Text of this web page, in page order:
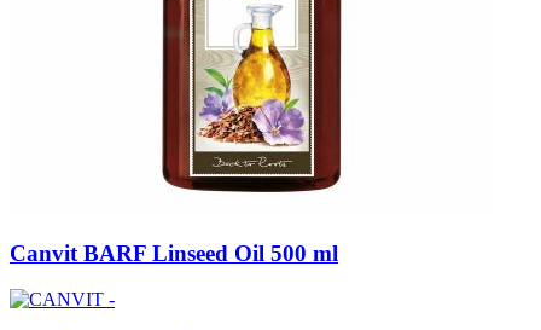
Canvit BARF Linseed Oil 500 ml